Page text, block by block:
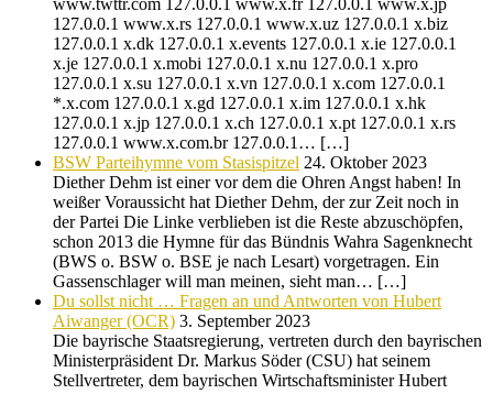
127.0.0.1 www.x.rs 127.0.0.1 www.x.uz 127.0.0.1 x.biz
127.0.0.1 x.dk 127.0.0.1 x.events 127.0.0.1 x.ie 127.0.0.1
x.je 127.0.0.1 x.mobi 127.0.0.1 x.nu 127.0.0.1 x.pro
127.0.0.1 x.su 127.0.0.1 x.vn 127.0.0.1 x.com 127.0.0.1
*.x.com 127.0.0.1 x.gd 127.0.0.1 x.im 127.0.0.1 x.hk
127.0.0.1 x.jp 127.0.0.1 x.ch 127.0.0.1 x.pt 127.0.0.1 x.rs
127.0.0.1 www.x.com.br 127.0.0.1… […]
BSW Parteihymne vom Stasispitzel 24. Oktober 2023
Diether Dehm ist einer vor dem die Ohren Angst haben! In
weißer Voraussicht hat Diether Dehm, der zur Zeit noch in
der Partei Die Linke verblieben ist die Reste abzuschöpfen,
schon 2013 die Hymne für das Bündnis Wahra Sagenknecht
(BWS o. BSW o. BSE je nach Lesart) vorgetragen. Ein
Gassenschlager will man meinen, sieht man… […]
Du sollst nicht … Fragen an und Antworten von Hubert
Aiwanger (OCR) 3. September 2023
Die bayrische Staatsregierung, vertreten durch den bayrischen
Ministerpräsident Dr. Markus Söder (CSU) hat seinem
Stellvertreter, dem bayrischen Wirtschaftsminister Hubert